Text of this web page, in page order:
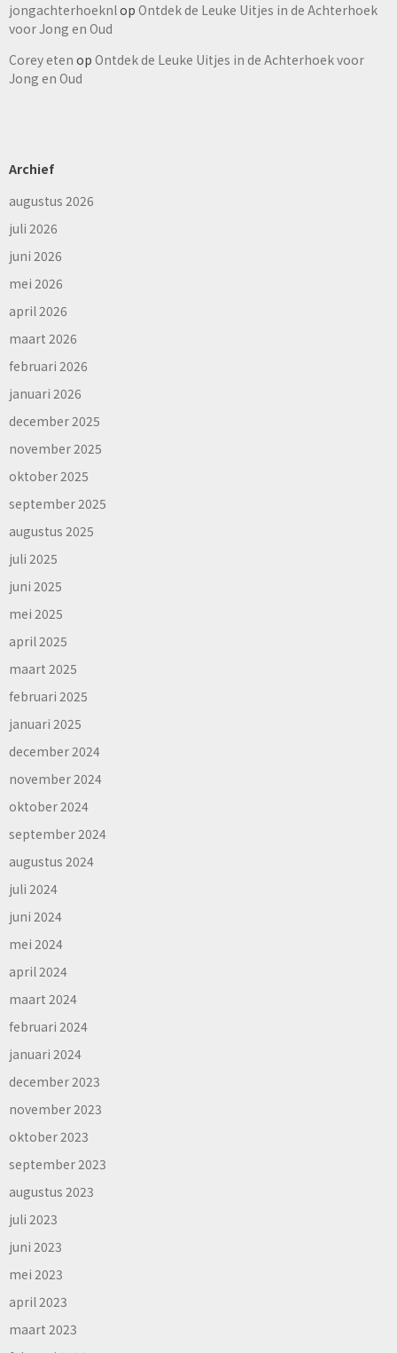
jongachterhoeknlop Ontdek de Leuke Uitjes in de Achterhoek
voor Jong en Oud
Corey eten op Ontdek de Leuke Uitjes in de Achterhoek voor
Jong en Oud
Archief
augustus 2026
juli 2026
juni 2026
mei 2026
april 2026
maart 2026
februari 2026
januari 2026
december 2025
november 2025
oktober 2025
september 2025
augustus 2025
juli 2025
juni 2025
mei 2025
april 2025
maart 2025
februari 2025
januari 2025
december 2024
november 2024
oktober 2024
september 2024
augustus 2024
juli 2024
juni 2024
mei 2024
april 2024
maart 2024
februari 2024
januari 2024
december 2023
november 2023
oktober 2023
september 2023
augustus 2023
juli 2023
juni 2023
mei 2023
april 2023
maart 2023